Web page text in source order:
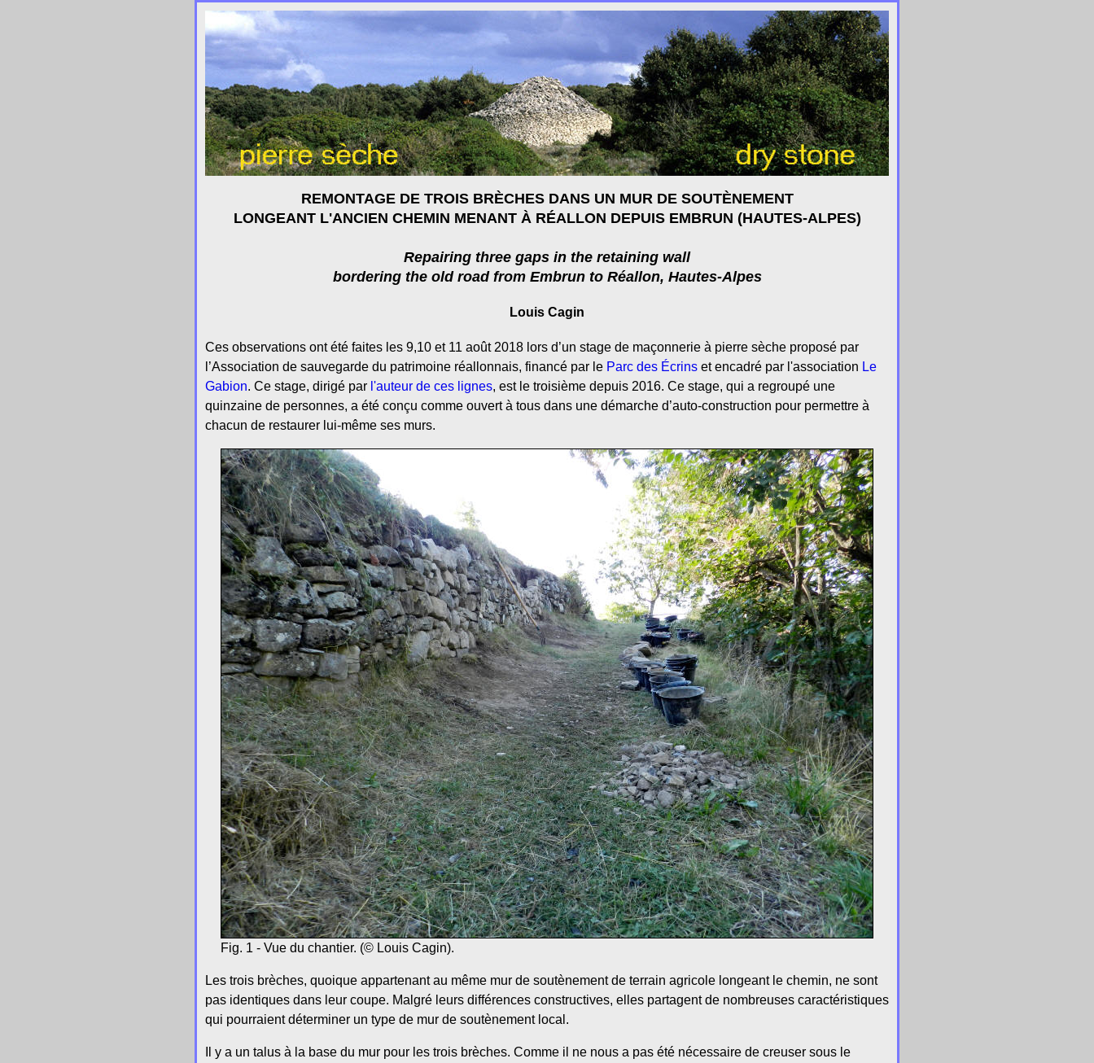
REMONTAGE DE TROIS BRÈCHES DANS UN MUR DE SOUTÈNEMENT
LONGEANT L'ANCIEN CHEMIN MENANT À RÉALLON DEPUIS EMBRUN (HAUTES-ALPES)
Repairing three gaps in the retaining wall
bordering the old road from Embrun to Réallon, Hautes-Alpes
Louis Cagin
Ces observations ont été faites les 9,10 et 11 août 2018 lors d’un stage de maçonnerie à pierre sèche proposé par
l’Association de sauvegarde du patrimoine réallonnais, financé par le Parc des Écrins et encadré par l'association Le
Gabion. Ce stage, dirigé par l'auteur de ces lignes, est le troisième depuis 2016. Ce stage, qui a regroupé une
quinzaine de personnes, a été conçu comme ouvert à tous dans une démarche d’auto-construction pour permettre à
chacun de restaurer lui-même ses murs.
Fig. 1 - Vue du chantier. (© Louis Cagin).
Les trois brèches, quoique appartenant au même mur de soutènement de terrain agricole longeant le chemin, ne sont
pas identiques dans leur coupe. Malgré leurs différences constructives, elles partagent de nombreuses caractéristiques
qui pourraient déterminer un type de mur de soutènement local.
Il y a un talus à la base du mur pour les trois brèches. Comme il ne nous a pas été nécessaire de creuser sous le